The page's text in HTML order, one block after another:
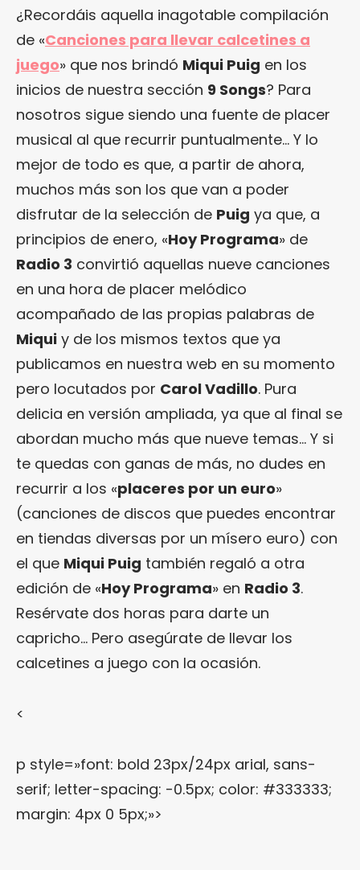
¿Recordáis aquella inagotable compilación
de «Canciones para llevar calcetines a
juego» que nos brindó Miqui Puig en los
inicios de nuestra sección 9 Songs? Para
nosotros sigue siendo una fuente de placer
musical al que recurrir puntualmente… Y lo
mejor de todo es que, a partir de ahora,
muchos más son los que van a poder
disfrutar de la selección de Puig ya que, a
principios de enero, «Hoy Programa» de
Radio 3 convirtió aquellas nueve canciones
en una hora de placer melódico
acompañado de las propias palabras de
Miqui y de los mismos textos que ya
publicamos en nuestra web en su momento
pero locutados por Carol Vadillo. Pura
delicia en versión ampliada, ya que al final se
abordan mucho más que nueve temas… Y si
te quedas con ganas de más, no dudes en
recurrir a los «placeres por un euro»
(canciones de discos que puedes encontrar
en tiendas diversas por un mísero euro) con
el que Miqui Puig también regaló a otra
edición de «Hoy Programa» en Radio 3.
Resérvate dos horas para darte un
capricho… Pero asegúrate de llevar los
calcetines a juego con la ocasión.
<
p style=»font: bold 23px/24px arial, sans-
serif; letter-spacing: -0.5px; color: #333333;
margin: 4px 0 5px;»>